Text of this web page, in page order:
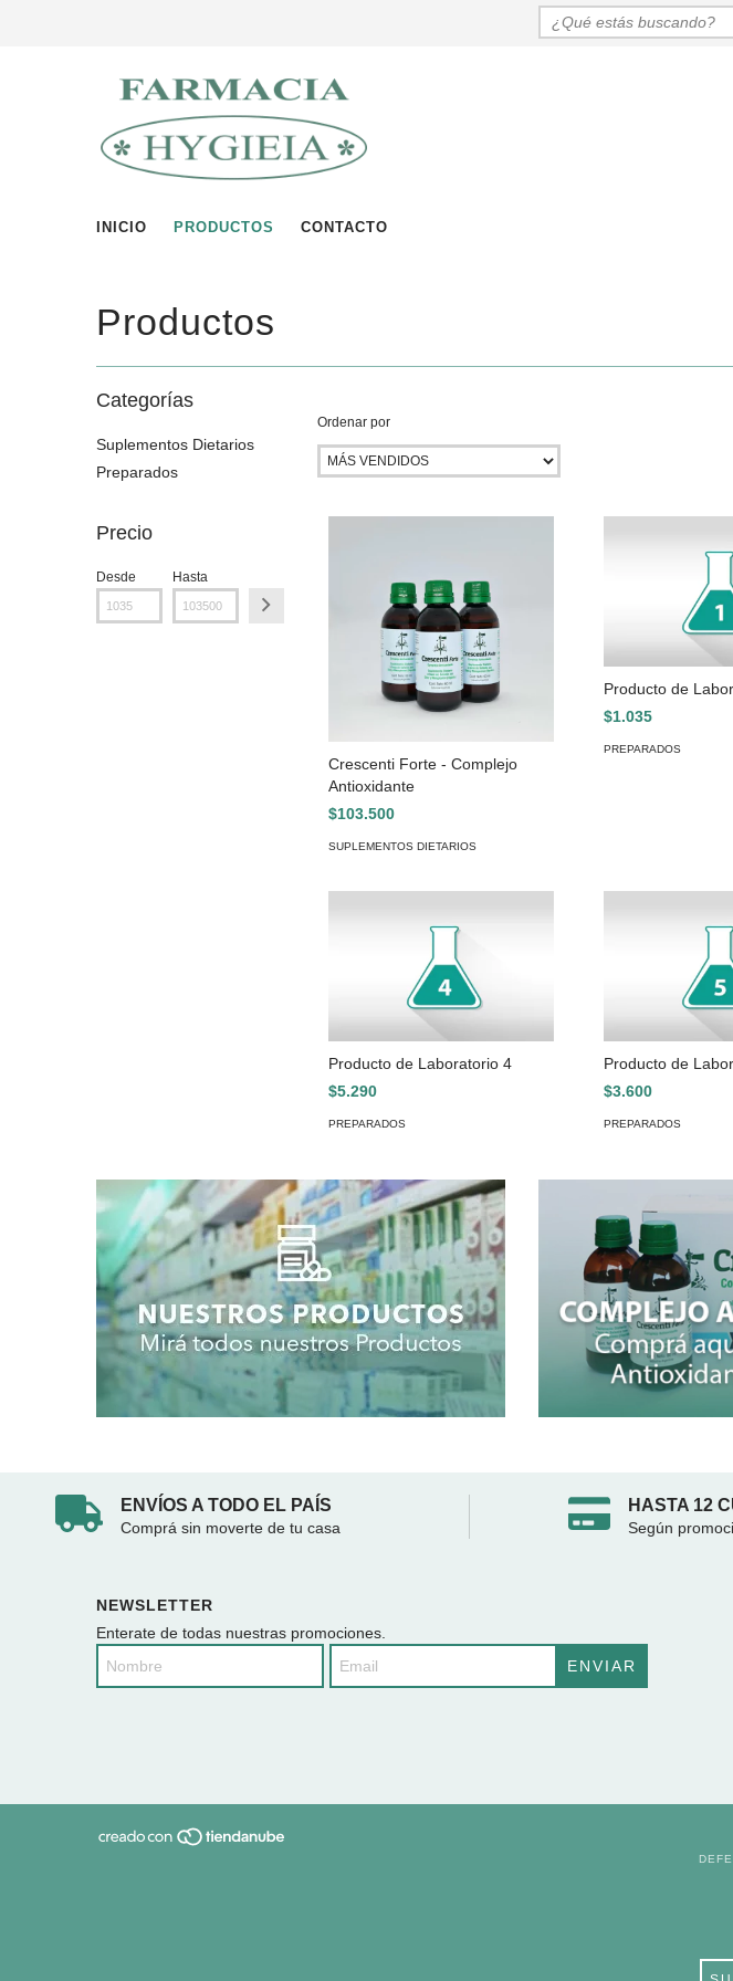
INICIO PRODUCTOS CONTACTO
Productos
Categorías
Suplementos Dietarios
Preparados
Precio
Desde Hasta
Ordenar por
Crescenti Forte - Complejo
Antioxidante
$103.500
SUPLEMENTOS DIETARIOS
Producto de
$1.035
PREPARADOS
Producto de Laboratorio 4
$5.290
PREPARADOS
Producto de
$3.600
PREPARADOS
ENVÍOS A TODO EL PAÍS
Comprá sin moverte de tu casa
HASTA 12
Según
NEWSLETTER
Enterate de todas nuestras promociones.